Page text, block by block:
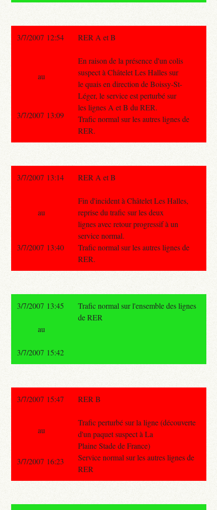
3/7/2007 12:54 RER A et B
En raison de la présence d'un colis
suspect à Châtelet Les Halles sur
le quais en direction de Boissy-St-
Léger, le service est perturbé sur
les lignes A et B du RER.
Trafic normal sur les autres lignes de
RER.
au
3/7/2007 13:09
3/7/2007 13:14 RER A et B
Fin d'incident à Châtelet Les Halles,
reprise du trafic sur les deux
lignes avec retour progressif à un
service normal.
Trafic normal sur les autres lignes de
RER.
au
3/7/2007 13:40
3/7/2007 13:45
Trafic normal sur l'ensemble des lignes
de RER
au
3/7/2007 15:42
3/7/2007 15:47 RER B
Trafic perturbé sur la ligne (découverte
d'un paquet suspect à La
Plaine Stade de France)
Service normal sur les autres lignes de
RER
au
3/7/2007 16:23